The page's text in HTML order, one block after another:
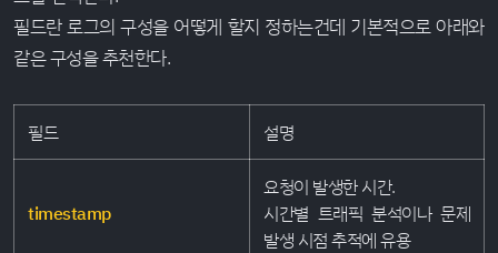
필드란 로그의 구성을 어떻게 할지 정하는건데 기본적으로 아래와
같은 구성을 추천한다.
필드 설명
timestamp
요청이 발생한 시간.
시간별 트래픽 분석이나 문제
발생 시점 추적에 유용